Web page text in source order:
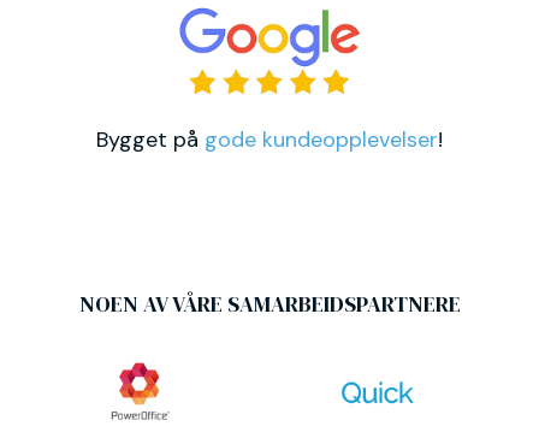
Bygget på gode kundeopplevelser!
NOEN AV VÅRE SAMARBEIDSPARTNERE